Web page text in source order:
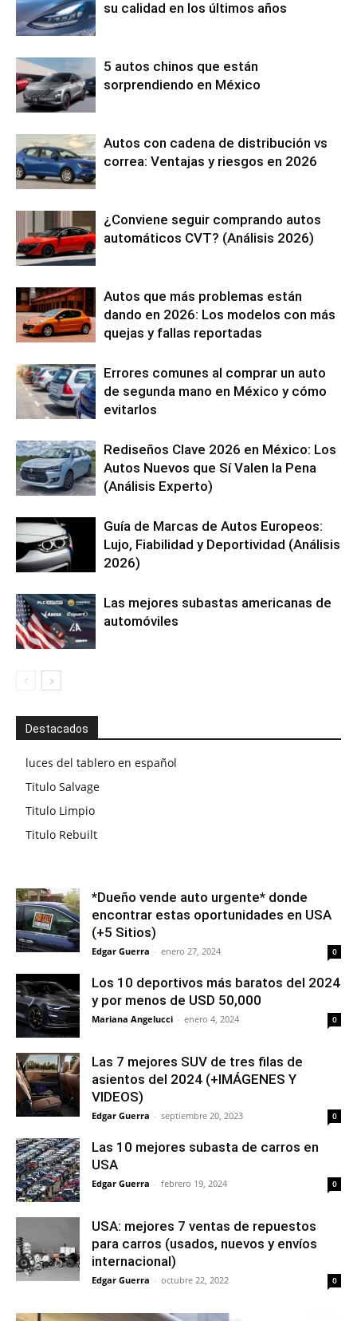
su calidad en los últimos años
5 autos chinos que están
sorprendiendo en México
Autos con cadena de distribución vs
correa: Ventajas y riesgos en 2026
¿Conviene seguir comprando autos
automáticos CVT? (Análisis 2026)
Autos que más problemas están
dando en 2026: Los modelos con más
quejas y fallas reportadas
Errores comunes al comprar un auto
de segunda mano en México y cómo
evitarlos
Rediseños Clave 2026 en México: Los
Autos Nuevos que Sí Valen la Pena
(Análisis Experto)
Guía de Marcas de Autos Europeos:
Lujo, Fiabilidad y Deportividad (Análisis
2026)
Las mejores subastas americanas de
automóviles
Destacados
luces del tablero en español
Titulo Salvage
Titulo Limpio
Titulo Rebuilt
*Dueño vende auto urgente* donde
encontrar estas oportunidades en USA
(+5 Sitios)
Edgar Guerra - enero 27, 2024 0
Los 10 deportivos más baratos del 2024
y por menos de USD 50,000
Mariana Angelucci - enero 4, 2024 0
Las 7 mejores SUV de tres filas de
asientos del 2024 (+IMÁGENES Y
VIDEOS)
Edgar Guerra - septiembre 20, 2023 0
Las 10 mejores subasta de carros en
USA
Edgar Guerra - febrero 19, 2024 0
USA: mejores 7 ventas de repuestos
para carros (usados, nuevos y envíos
internacional)
Edgar Guerra - octubre 22, 2022 0